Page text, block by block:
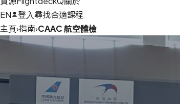
EN
登入尋找合適課程
主頁›指南›CAAC 航空體檢